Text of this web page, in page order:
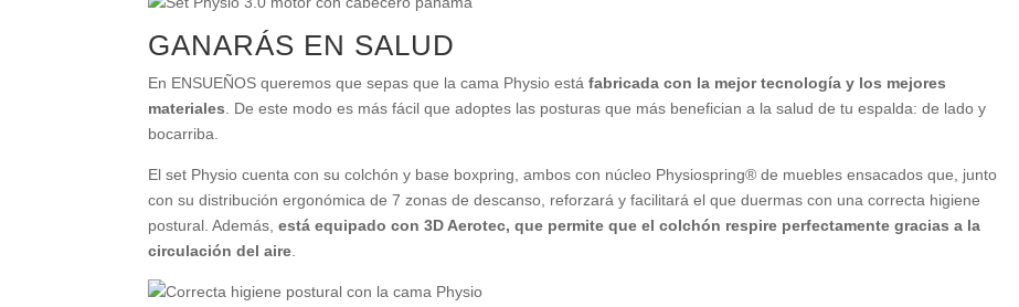
GANARÁS EN SALUD
En ENSUEÑOS queremos que sepas que la cama Physio está fabricada con la mejor tecnología y los mejores
materiales . De este modo es más fácil que adoptes las posturas que más benefician a la salud de tu espalda: de lado y
bocarriba.
El set Physio cuenta con su colchón y base boxpring, ambos con núcleo Physiospring® de muebles ensacados que, junto
con su distribución ergonómica de 7 zonas de descanso, reforzará y facilitará el que duermas con una correcta higiene
postural. Además,está equipado con 3D Aerotec, que permite que el colchón respire perfectamente gracias a la
circulación del aire